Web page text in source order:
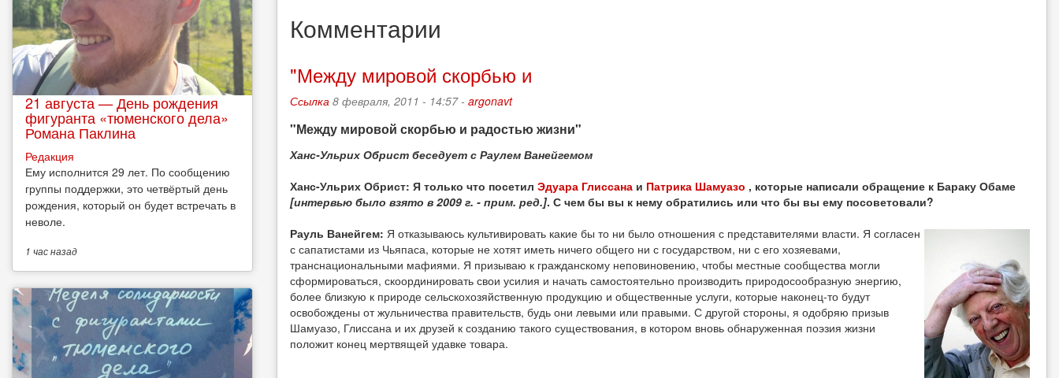
Комментарии
"Между мировой скорбью и
Ссылка 8 февраля, 2011 - 14:57 - argonavt
"Между мировой скорбью и радостью жизни"
Ханс-Ульрих Обрист беседует с Раулем Ванейгемом
Ханс-Ульрих Обрист: Я только что посетил Эдуара Глиссана и Патрика Шамуазо , которые написали обращение к Бараку Обаме
[интервью было взято в 2009 г. - прим. ред.]. С чем бы вы к нему обратились или что бы вы ему посоветовали?
Рауль Ванейгем: Я отказываюсь культивировать какие бы то ни было отношения с представителями власти. Я согласен
с сапатистами из Чьяпаса, которые не хотят иметь ничего общего ни с государством, ни с его хозяевами,
транснациональными мафиями. Я призываю к гражданскому неповиновению, чтобы местные сообщества могли
сформироваться, скоординировать свои усилия и начать самостоятельно производить природосообразную энергию,
более близкую к природе сельскохозяйственную продукцию и общественные услуги, которые наконец-то будут
освобождены от жульничества правительств, будь они левыми или правыми. С другой стороны, я одобряю призыв
Шамуазо, Глиссана и их друзей к созданию такого существования, в котором вновь обнаруженная поэзия жизни
положит конец мертвящей удавке товара.
21 августа — День рождения
фигуранта «тюменского дела»
Романа Паклина
Редакция
Ему исполнится 29 лет. По сообщению
группы поддержки, это четвёртый день
рождения, который он будет встречать в
неволе.
1 часназад